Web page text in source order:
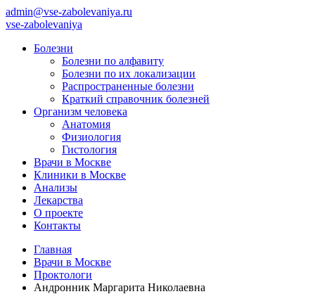
admin@vse-zabolevaniya.ru
vse-zabolevaniya
Болезни
Болезни по алфавиту
Болезни по их локализации
Распространенные болезни
Краткий справочник болезней
Организм человека
Анатомия
Физиология
Гистология
Врачи в Москве
Клиники в Москве
Анализы
Лекарства
О проекте
Контакты
Главная
Врачи в Москве
Проктологи
Андронник Маргарита Николаевна